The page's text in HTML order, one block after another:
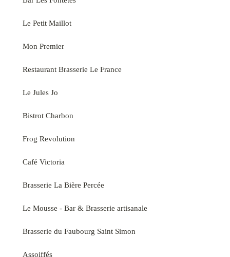
Le Petit Maillot
Mon Premier
Restaurant Brasserie Le France
Le Jules Jo
Bistrot Charbon
Frog Revolution
Café Victoria
Brasserie La Bière Percée
Le Mousse - Bar & Brasserie artisanale
Brasserie du Faubourg Saint Simon
Assoiffés